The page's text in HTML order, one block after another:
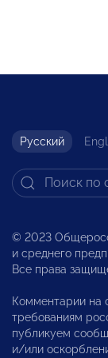
Русский
© 2023
и среднего
Все права
Комментарии на
требованиям
публикуем
и/или